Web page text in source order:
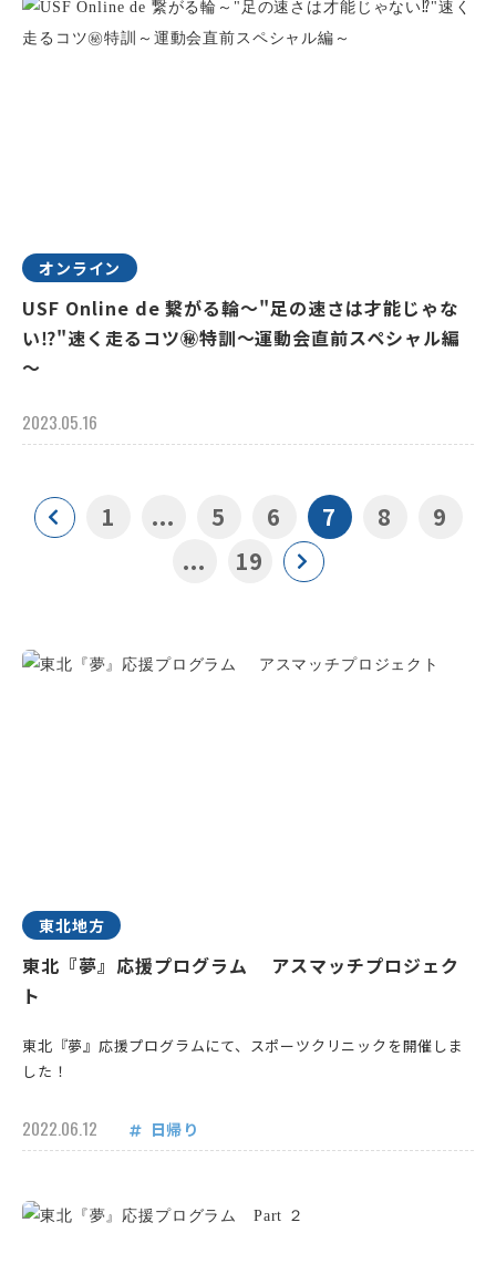
オンライン
USF Online de 繋がる輪～"足の速さは才能じゃな
い⁉"速く走るコツ㊙特訓～運動会直前スペシャル編
～
2023.05.16
1 ... 5 6 7 8
9
...
19
東北地方
東北『夢』応援プログラム アスマッチプロジェク
ト
東北『夢』応援プログラムにて、スポーツクリニックを開催しま
した！
2022.06.12 日帰り